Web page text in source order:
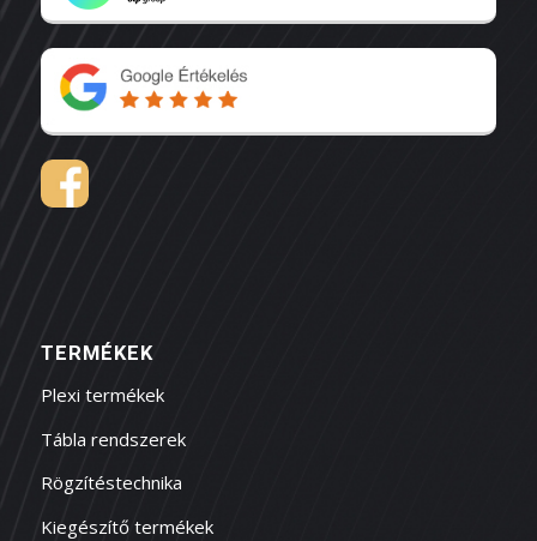
TERMÉKEK
Plexi termékek
Tábla rendszerek
Rögzítéstechnika
Kiegészítő termékek